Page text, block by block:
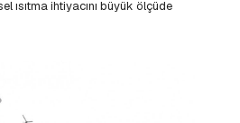
ısıtma ihtiyacını büyük ölçüde